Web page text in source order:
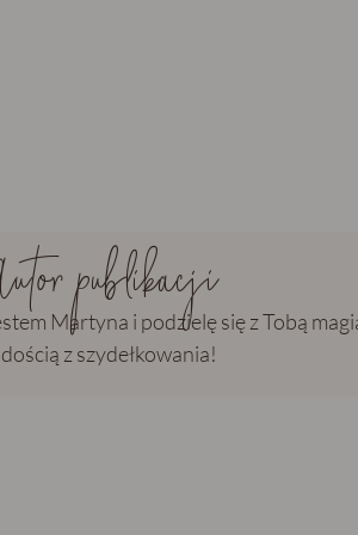
publikacji
Martyna i podzielę się z Tobą
z szydełkowania!